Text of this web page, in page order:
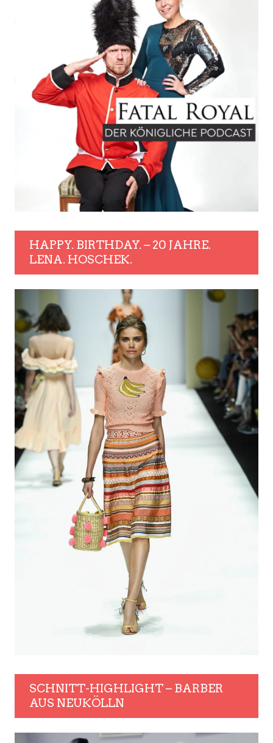
HAPPY. BIRTHDAY. – 20 JAHRE.
LENA. HOSCHEK.
SCHNITT-HIGHLIGHT – BARBER
AUS NEUKÖLLN